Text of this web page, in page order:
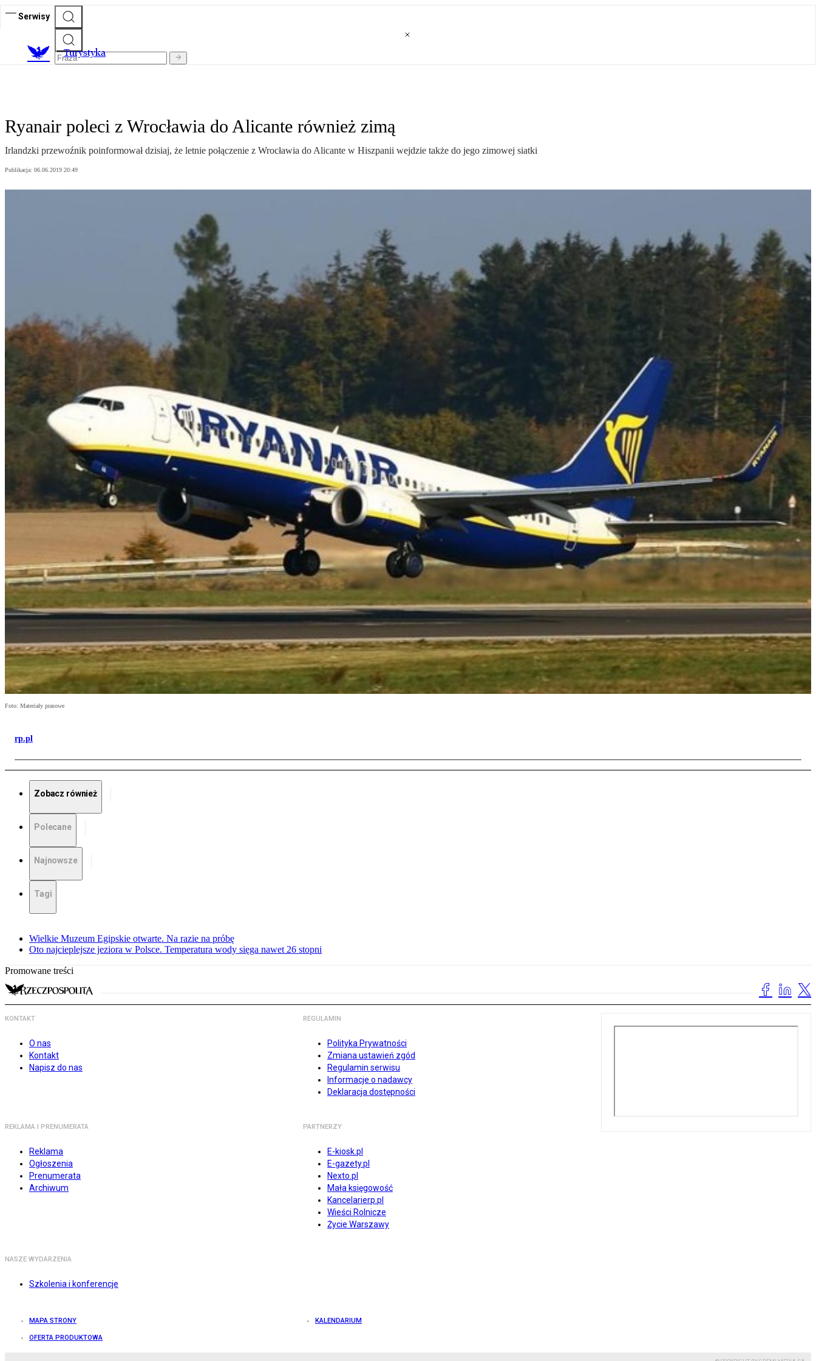
Serwisy
Turystyka
Ryanair poleci z Wrocławia do Alicante również zimą
Irlandzki przewoźnik poinformował dzisiaj, że letnie połączenie z Wrocławia do Alicante w Hiszpanii wejdzie także do jego zimowej siatki
Publikacja: 06.06.2019 20:49
Foto: Materiały prasowe
rp.pl
Zobacz również
Polecane
Najnowsze
Tagi
Wielkie Muzeum Egipskie otwarte. Na razie na próbę
Oto najcieplejsze jeziora w Polsce. Temperatura wody sięga nawet 26 stopni
Promowane treści
KONTAKT
O nas
Kontakt
Napisz do nas
REGULAMIN
Polityka Prywatności
Zmiana ustawień zgód
Regulamin serwisu
Informacje o nadawcy
Deklaracja dostępności
REKLAMA I PRENUMERATA
Reklama
Ogłoszenia
Prenumerata
Archiwum
PARTNERZY
E-kiosk.pl
E-gazety.pl
Nexto.pl
Mała księgowość
Kancelarierp.pl
Wieści Rolnicze
Życie Warszawy
NASZE WYDARZENIA
Szkolenia i konferencje
MAPA STRONY KALENDARIUM
OFERTA PRODUKTOWA